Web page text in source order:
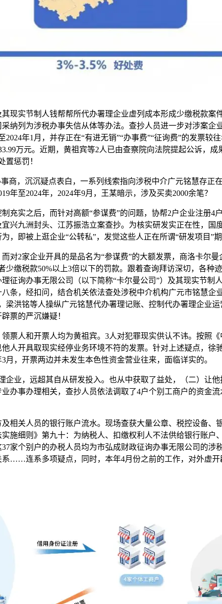
实节制人钱帮帮所代办署理企业虚列成本形成少缴税款案
纳列为涉税办事失信从体等办法。查抄人员进一步对涉案企
年1月，并存正在“有进无销”“办事费”“征询费”的发票较
万元。近期，黄祖宾等2人已由查察院向法院提起公诉，
置惩罚！
，沉沉疑点表白，一系列线索指向涉税中介广元铭慧存正
年至2024年，2024年9月，王某暗示，涉及买卖2000余笔？
实之后，而针对高额“参谋费”的问题，协帮2户企业注册4
兴九洲封头、江苏振浩立案查抄。为核实研发实正在性，国
，即被上逛企业“公转私”，发觉这些人正在所谓“研发项目”
2家企业开具的是品名为“参谋费”的大额发票，商洛卡尔曼
少缴税款50%以上3倍以下的罚款。跟着查询拜访深切，各种
征询办事无限公司（以下简称“卡尔曼公司”）及其现实节制
条，经扣问，结合机关依法查处涉税中介机构广元市铭慧企
梁洪铭等人操纵广元铭慧代办署理记账、控制代办署理企业
票的严沉嫌疑！
人和开票人均为黄祖宾。3人对犯罪现实供认不讳。按照《
人开具取现实经停业务环境不符的发票。针对上述疑点，徐
月，开票两边并未发生本色性资金营业往来，面临详实的。
，远超其自从研发投入。也从中获取了益处，（二）让他
办事办理相关，查抄人员依法调取了4户个别工商户的资金
关人员的银行账户流水。现场查获大量公章、税控设备、
施细则》第九十：为纳税人、扣缴权利人不法供给银行账户
家个别户的办税人员均为市弘成财政征询办事无限公司的涉
……连系多项疑点，同时，本年4月份之前的工作，对外虚开